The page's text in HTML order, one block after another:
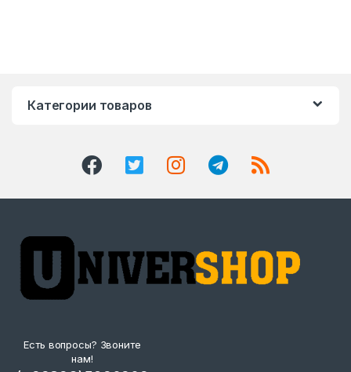
Категории товаров
Есть вопросы? Звоните
нам!